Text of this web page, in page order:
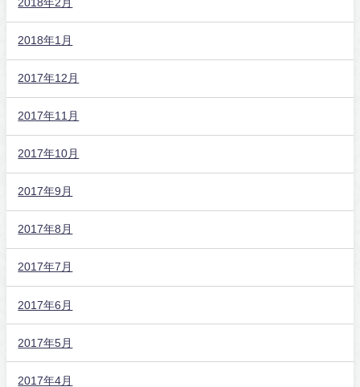
2018年2月
2018年1月
2017年12月
2017年11月
2017年10月
2017年9月
2017年8月
2017年7月
2017年6月
2017年5月
2017年4月